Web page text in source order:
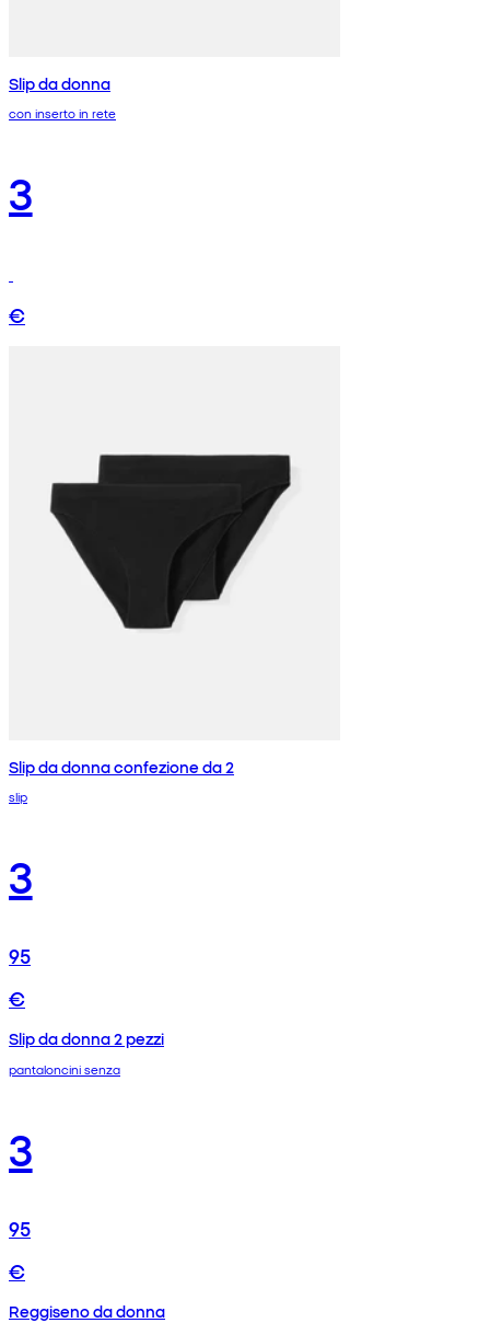
Slip da donna
con inserto in rete
3
€
Slip da donna confezione da 2
slip
3
95
€
Slip da donna 2 pezzi
pantaloncini senza
3
95
€
Reggiseno da donna